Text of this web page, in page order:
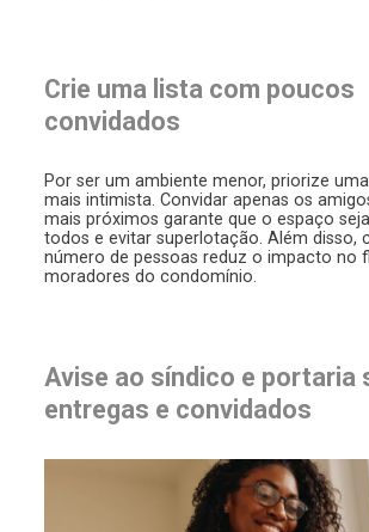
Crie uma lista com poucos
convidados
Por ser um ambiente menor, priorize
mais intimista. Convidar apenas os
mais próximos garante que o espaço
todos e evitar superlotação. Além disso,
número de pessoas reduz o impacto no
moradores do condomínio.
Avise ao síndico e portaria
entregas e convidados